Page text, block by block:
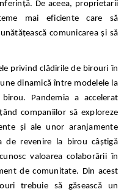
De aceea, proprietarii
mai eficiente care să
comunicarea și să
privind clădirile de birouri în
dinamică între modelele la
Pandemia a accelerat
companiilor să exploreze
și ale unor aranjamente
de revenire la birou câștigă
valoarea colaborării în
de comunitate. Din acest
trebuie să găsească un